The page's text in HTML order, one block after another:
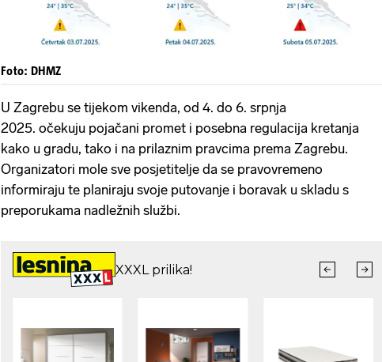
Foto: DHMZ
U Zagrebu se tijekom vikenda, od 4. do 6. srpnja
2025. očekuju pojačani promet i posebna regulacija kretanja
kako u gradu, tako i na prilaznim pravcima prema Zagrebu.
Organizatori mole sve posjetitelje da se pravovremeno
informiraju te planiraju svoje putovanje i boravak u skladu s
preporukama nadležnih službi.